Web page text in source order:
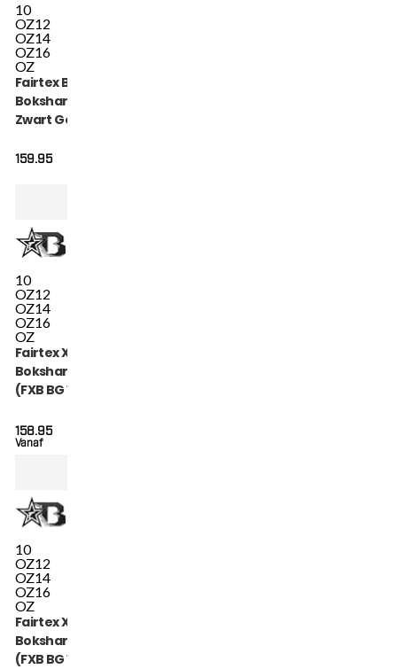
10
OZ12
OZ14
OZ16
OZ
Fairtex Booster
Bokshandschoenen
Zwart Goud (FXB BG
159.95
10
OZ12
OZ14
OZ16
OZ
Fairtex X Booster
Bokshandschoenen
(FXB BG V2 GR BK
Vanaf
158.95
10
OZ12
OZ14
OZ16
OZ
Fairtex X Booster
Bokshandschoenen
(FXB BG V2 BK GR